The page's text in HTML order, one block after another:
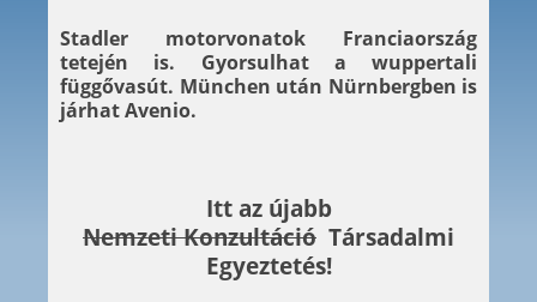
Stadler motorvonatok Franciaország
tetején is. Gyorsulhat a wuppertali
függővasút. München után Nürnbergben is
járhat Avenio.
Itt az újabb
Nemzeti Konzultáció Társadalmi
Egyeztetés!